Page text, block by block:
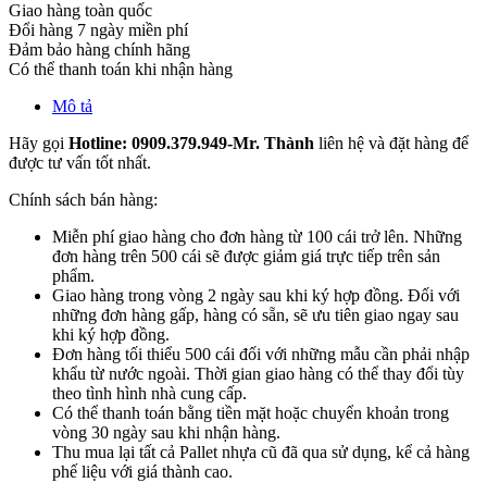
Giao hàng toàn quốc
Đổi hàng 7 ngày miền phí
Đảm bảo hàng chính hãng
Có thể thanh toán khi nhận hàng
Mô tả
Hãy gọi Hotline: 0909.379.949-Mr. Thành liên hệ và đặt hàng để
được tư vấn tốt nhất.
Chính sách bán hàng:
Miễn phí giao hàng cho đơn hàng từ 100 cái trở lên. Những
đơn hàng trên 500 cái sẽ được giảm giá trực tiếp trên sản
phẩm.
Giao hàng trong vòng 2 ngày sau khi ký hợp đồng. Đối với
những đơn hàng gấp, hàng có sẵn, sẽ ưu tiên giao ngay sau
khi ký hợp đồng.
Đơn hàng tối thiểu 500 cái đối với những mẫu cần phải nhập
khẩu từ nước ngoài. Thời gian giao hàng có thể thay đổi tùy
theo tình hình nhà cung cấp.
Có thể thanh toán bằng tiền mặt hoặc chuyển khoản trong
vòng 30 ngày sau khi nhận hàng.
Thu mua lại tất cả Pallet nhựa cũ đã qua sử dụng, kể cả hàng
phế liệu với giá thành cao.